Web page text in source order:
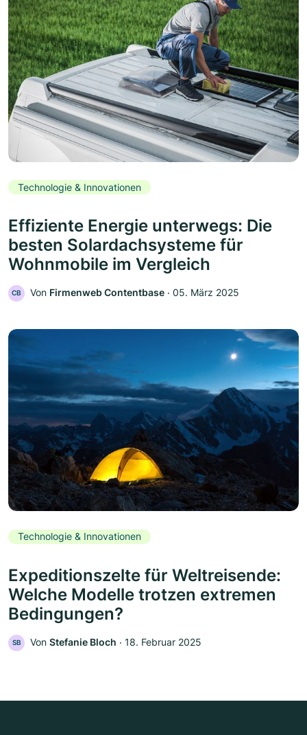
Technologie & Innovationen
Effiziente Energie unterwegs: Die
besten Solardachsysteme für
Wohnmobile im Vergleich
CB Von Firmenweb Contentbase ‧ 05. März 2025
Technologie & Innovationen
Expeditionszelte für Weltreisende:
Welche Modelle trotzen extremen
Bedingungen?
SB Von Stefanie Bloch ‧ 18. Februar 2025